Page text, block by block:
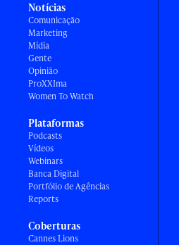
Notícias
Comunicação
Marketing
Mídia
Gente
Opinião
ProXXIma
Women To Watch
Plataformas
Podcasts
Vídeos
Webinars
Banca Digital
Portfólio de Agências
Reports
Coberturas
Cannes Lions